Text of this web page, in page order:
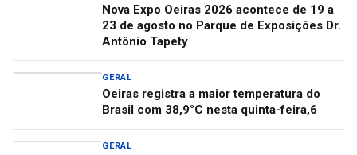
Nova Expo Oeiras 2026 acontece de 19 a
23 de agosto no Parque de Exposições Dr.
Antônio Tapety
GERAL
Oeiras registra a maior temperatura do
Brasil com 38,9°C nesta quinta-feira,6
GERAL